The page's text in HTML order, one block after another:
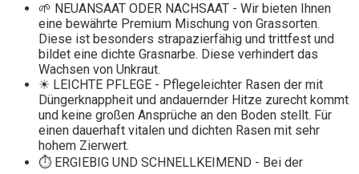
🌱 NEUANSAAT ODER NACHSAAT - Wir bieten Ihnen
eine bewährte Premium Mischung von Grassorten.
Diese ist besonders strapazierfähig und trittfest und
bildet eine dichte Grasnarbe. Diese verhindert das
Wachsen von Unkraut.
☀ LEICHTE PFLEGE - Pflegeleichter Rasen der mit
Düngerknappheit und andauernder Hitze zurecht kommt
und keine großen Ansprüche an den Boden stellt. Für
einen dauerhaft vitalen und dichten Rasen mit sehr
hohem Zierwert.
⏱ ERGIEBIG UND SCHNELLKEIMEND - Bei der